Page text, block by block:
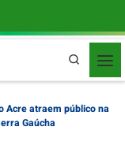
Pesquisa
Acre atraem público na
Gaúcha